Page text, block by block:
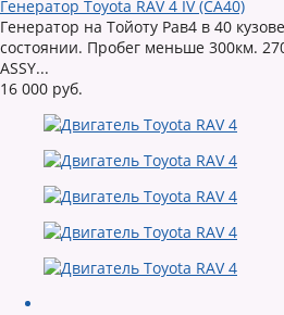
Генератор Toyota RAV 4 IV (CA40)
Генератор на Тойоту Рав4 в 40
состоянии. Пробег меньше 300км.
ASSY...
16 000 руб.